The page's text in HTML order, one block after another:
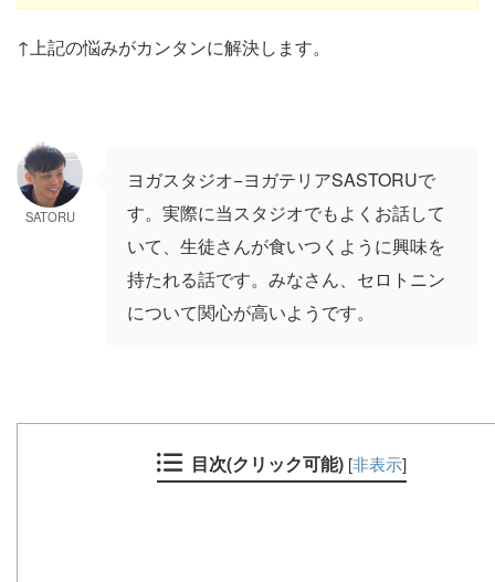
↑上記の悩みがカンタンに解決します。
SATORU
ヨガスタジオ−ヨガテリアSASTORUで
す。実際に当スタジオでもよくお話して
いて、生徒さんが食いつくように興味を
持たれる話です。みなさん、セロトニン
について関心が高いようです。
目次(クリック可能) [非表示]